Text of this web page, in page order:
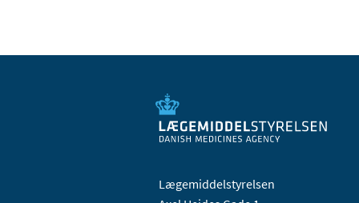
Lægemiddelstyrelsen